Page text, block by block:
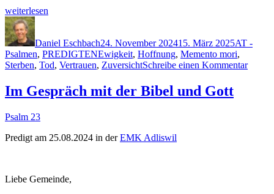
„Memen­
to
Mori“
weit­er­lesen
Autor
Daniel Eschbach24. November 202415. März 2025AT -
Psalmen, PREDIGTENSchlagwörter
Ewigkeit, Hoffnung, Memento mori,
Sterben, Tod, Vertrauen, ZuversichtSchreibe einen Kommentarzu
Im Gespräch mit der Bibel und Gott
Psalm 23
Predigt am 25.08.2024 in derEMK Adliswil
Liebe Gemeinde,